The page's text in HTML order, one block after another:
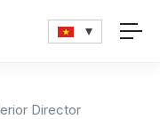
Director